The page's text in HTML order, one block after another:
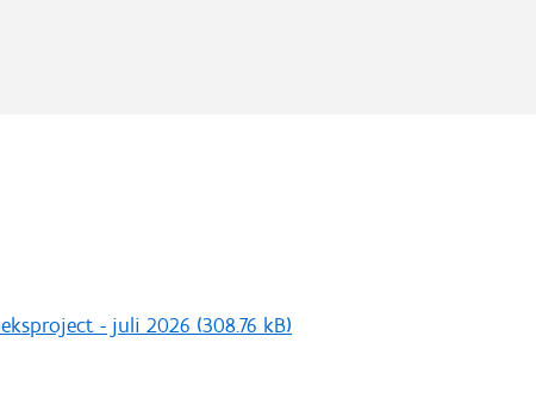
- juli 2026 (308.76 kB)